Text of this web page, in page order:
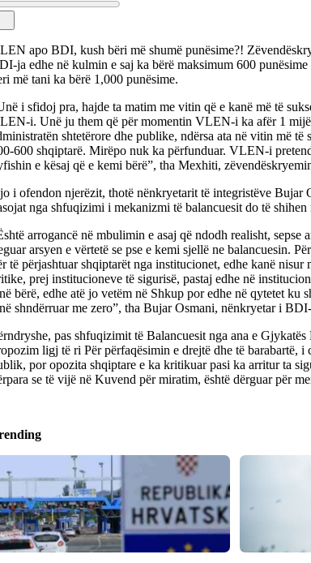
apo BDI, kush bëri më shumë punësime?!
ja edhe në kulmin e saj ka bërë maksimum 600
më tani ka bërë 1,000 punësime.
i sfidoj pra, hajde ta matim me vitin që e kanë më të
i. Unë ju them që për momentin VLEN-i ka afër 1 mijë
shtetërore dhe publike, ndërsa ata në vitin më të
600 shqiptarë. Mirëpo nuk ka përfunduar. VLEN-i
e kësaj që e kemi bërë”, tha Mexhiti,
i ofendon njerëzit, thotë nënkryetarit të integristëve Bujar
nga shfuqizimi i mekanizmi të balancuesit do të shihen
arrogancë në mbulimin e asaj që ndodh realisht, sepse
arsyen e vërtetë se pse e kemi sjellë ne balancuesin.
të përjashtuar shqiptarët nga institucionet, edhe kanë nisur
prej institucioneve të sigurisë, pastaj edhe në
bërë, edhe atë jo vetëm në Shkup por edhe në qytetet ku
shndërruar me zero”, tha Bujar Osmani, nënkryetar i
pas shfuqizimit të Balancuesit nga ana e
ligj të ri Për përfaqësimin e drejtë dhe të barabartë, i
por opozita shqiptare e ka kritikuar pasi ka arritur ta
se të vijë në Kuvend për miratim, është dërguar për